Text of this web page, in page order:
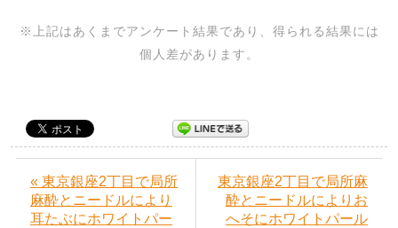
※上記はあくまでアンケート結果であり、得られる結果には
個人差があります。
« 東京銀座2丁目で局所
麻酔とニードルにより
耳たぶにホワイトパー
東京銀座2丁目で局所麻
酔とニードルによりお
へそにホワイトパール